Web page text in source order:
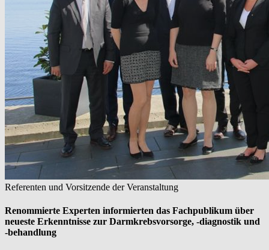
Referenten und Vorsitzende der Veranstaltung
Renommierte Experten informierten das Fachpublikum über
neueste Erkenntnisse zur Darmkrebsvorsorge, -diagnostik und
-behandlung